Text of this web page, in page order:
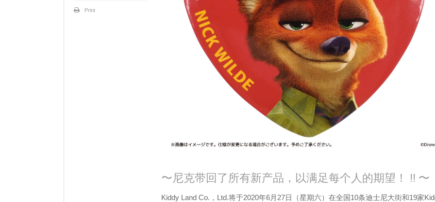
〜尼克带回了所有新产品，以满足每个人的期望！ !! 〜
Kiddy Land Co.，Ltd.将于2020年6月27日（星期六）在全国10条迪士尼大街和19家
Print